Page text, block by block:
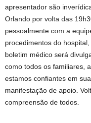
apresentador são
Orlando por volta das
pessoalmente com a
procedimentos do
boletim médico será
como todos os familiares,
estamos confiantes em
manifestação de apoio.
compreensão de todos.